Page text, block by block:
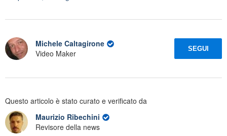
Michele Caltagirone
Video Maker
SEGUI
Questo articolo è stato curato e verificato da
Maurizio Ribechini
Revisore della news